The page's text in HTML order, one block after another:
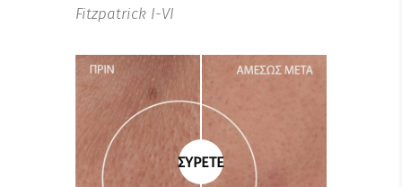
Fitzpatrick I-VI
ΣΥΡΕΤΕ